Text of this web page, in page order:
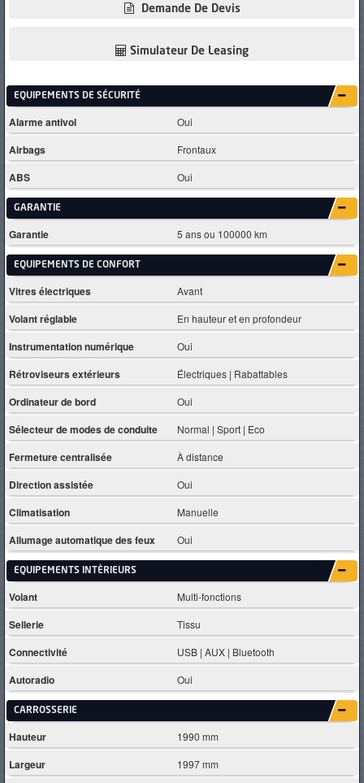
Demande De Devis
Simulateur De Leasing
EQUIPEMENTS DE SÉCURITÉ
Alarme antivol Oui
Airbags Frontaux
ABS Oui
GARANTIE
Garantie 5 ans ou 100000 km
EQUIPEMENTS DE CONFORT
Vitres électriques Avant
Volant réglable En hauteur et en profondeur
Instrumentation numérique Oui
Rétroviseurs extérieurs Électriques | Rabattables
Ordinateur de bord Oui
Sélecteur de modes de conduite Normal | Sport | Eco
Fermeture centralisée À distance
Direction assistée Oui
Climatisation Manuelle
Allumage automatique des feux Oui
EQUIPEMENTS INTÈRIEURS
Volant Multi-fonctions
Sellerie Tissu
Connectivité USB | AUX | Bluetooth
Autoradio Oui
CARROSSERIE
Hauteur 1990 mm
Largeur 1997 mm